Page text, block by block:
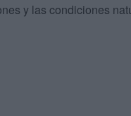
y las condiciones